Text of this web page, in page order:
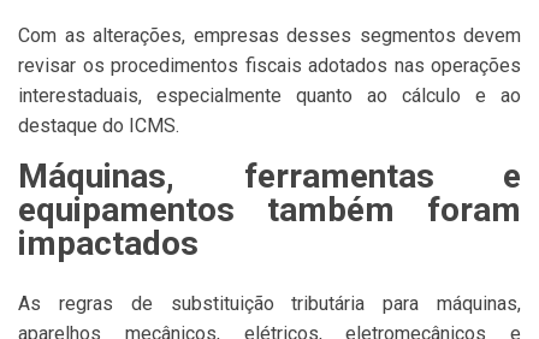
Com as alterações, empresas desses segmentos devem
revisar os procedimentos fiscais adotados nas operações
interestaduais, especialmente quanto ao cálculo e ao
destaque do ICMS.
Máquinas, ferramentas e
equipamentos também foram
impactados
As regras de substituição tributária para máquinas,
aparelhos mecânicos, elétricos, eletromecânicos e